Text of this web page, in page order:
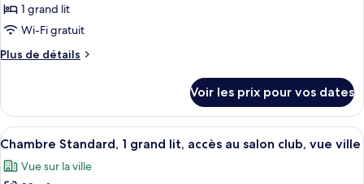
fumeurs
type
de
chambre :
Chambre
grand
lit,
vue
ville
1 grand lit
Wi-Fi gratuit
Plus de détails
Plus
le
type
de
Chambre
Voir les prix pour vos dates
Afficher
toutes
les
Chambre Standard, 1 grand lit, accès
17
Chambre Standard, 1 grand lit, accès au salon club, vue ville
Vue sur la ville